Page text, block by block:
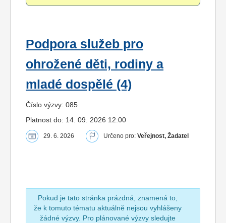
Podpora služeb pro
ohrožené děti, rodiny a
mladé dospělé (4)
Číslo výzvy: 085
Platnost do: 14. 09. 2026 12:00
29. 6. 2026 Určeno pro: Veřejnost, Žadatel
Pokud je tato stránka prázdná, znamená to,
že k tomuto tématu aktuálně nejsou vyhlášeny
žádné výzvy. Pro plánované výzvy sledujte